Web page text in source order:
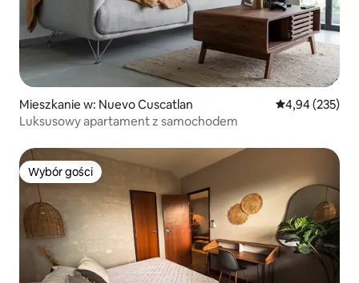
Mieszkanie w: Nuevo Cuscatlan Średnia
4,94 (235)
Luksusowy apartament z samochodem
Wybór gości
Wybór gości